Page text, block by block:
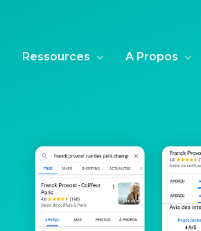
Ressources A Propos